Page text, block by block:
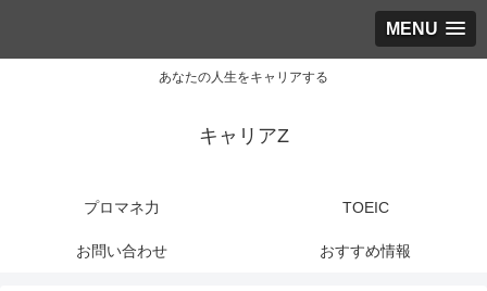
MENU
あなたの人生をキャリアする
キャリアZ
プロマネ力 TOEIC
お問い合わせ おすすめ情報